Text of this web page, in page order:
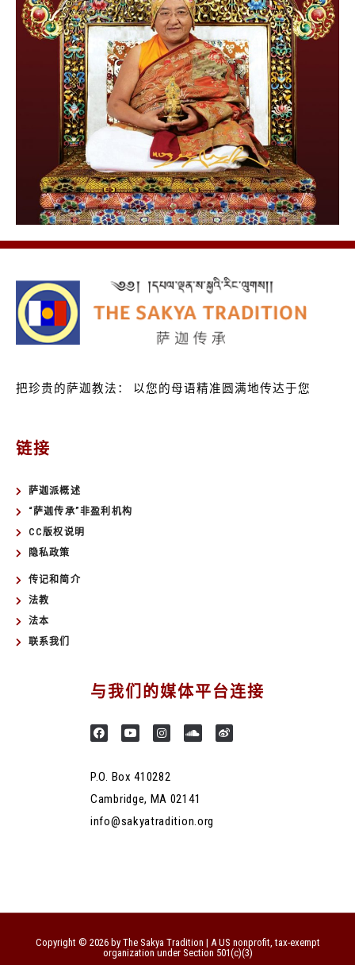
把珍贵的萨迦教法： 以您的母语精准圆满地传达于您
链接
萨迦派概述
“萨迦传承”非盈利机构
CC版权说明
隐私政策
传记和简介
法教
法本
联系我们
与我们的媒体平台连接
P.O. Box 410282
Cambridge, MA 02141
info@sakyatradition.org
Copyright © 2026 by The Sakya Tradition | A US nonprofit, tax-exempt
organization under Section 501(c)(3)